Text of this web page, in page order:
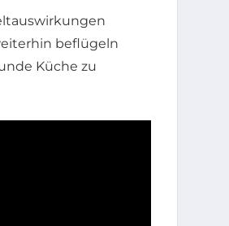
beflügeln
Küche zu